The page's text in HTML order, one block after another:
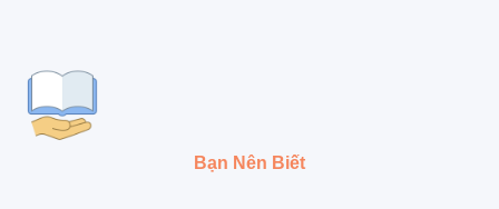
Bạn Nên Biết